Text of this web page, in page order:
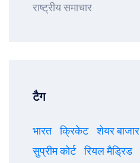
राष्ट्रीय समाचार
टैग
भारत क्रिकेट शेयर बाजार
सुप्रीम कोर्ट
रियल मैड्रिड